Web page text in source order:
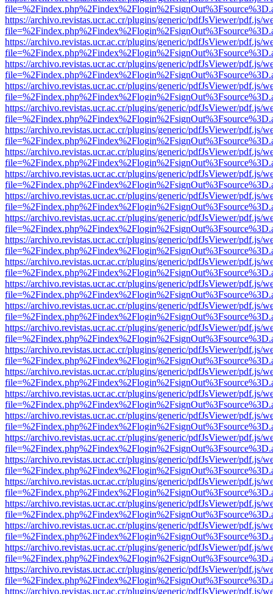
https://archivo.revistas.ucr.ac.cr/plugins/generic/pdfJsViewer/pdf.js/
https://archivo.revistas.ucr.ac.cr/plugins/generic/pdfJsViewer/pdf.js/
https://archivo.revistas.ucr.ac.cr/plugins/generic/pdfJsViewer/pdf.js/
https://archivo.revistas.ucr.ac.cr/plugins/generic/pdfJsViewer/pdf.js/
https://archivo.revistas.ucr.ac.cr/plugins/generic/pdfJsViewer/pdf.js/
https://archivo.revistas.ucr.ac.cr/plugins/generic/pdfJsViewer/pdf.js/
https://archivo.revistas.ucr.ac.cr/plugins/generic/pdfJsViewer/pdf.js/
https://archivo.revistas.ucr.ac.cr/plugins/generic/pdfJsViewer/pdf.js/
https://archivo.revistas.ucr.ac.cr/plugins/generic/pdfJsViewer/pdf.js/
https://archivo.revistas.ucr.ac.cr/plugins/generic/pdfJsViewer/pdf.js/
https://archivo.revistas.ucr.ac.cr/plugins/generic/pdfJsViewer/pdf.js/
https://archivo.revistas.ucr.ac.cr/plugins/generic/pdfJsViewer/pdf.js/
https://archivo.revistas.ucr.ac.cr/plugins/generic/pdfJsViewer/pdf.js/
https://archivo.revistas.ucr.ac.cr/plugins/generic/pdfJsViewer/pdf.js/
https://archivo.revistas.ucr.ac.cr/plugins/generic/pdfJsViewer/pdf.js/
https://archivo.revistas.ucr.ac.cr/plugins/generic/pdfJsViewer/pdf.js/
https://archivo.revistas.ucr.ac.cr/plugins/generic/pdfJsViewer/pdf.js/
https://archivo.revistas.ucr.ac.cr/plugins/generic/pdfJsViewer/pdf.js/
https://archivo.revistas.ucr.ac.cr/plugins/generic/pdfJsViewer/pdf.js/
https://archivo.revistas.ucr.ac.cr/plugins/generic/pdfJsViewer/pdf.js/
https://archivo.revistas.ucr.ac.cr/plugins/generic/pdfJsViewer/pdf.js/
https://archivo.revistas.ucr.ac.cr/plugins/generic/pdfJsViewer/pdf.js/
https://archivo.revistas.ucr.ac.cr/plugins/generic/pdfJsViewer/pdf.js/
https://archivo.revistas.ucr.ac.cr/plugins/generic/pdfJsViewer/pdf.js/
https://archivo.revistas.ucr.ac.cr/plugins/generic/pdfJsViewer/pdf.js/
https://archivo.revistas.ucr.ac.cr/plugins/generic/pdfJsViewer/pdf.js/
https://archivo.revistas.ucr.ac.cr/plugins/generic/pdfJsViewer/pdf.js/